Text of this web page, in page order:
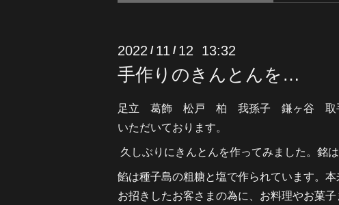
2022 / 11 / 12 13:32
手作りのきんとんを…
足立 葛飾 松戸 柏 我孫子 鎌ヶ谷 取
いただいております。
久しぶりにきんとんを作ってみました。銘
餡は種子島の粗糖と塩で作られています。
お招きしたお客さまの為に、お料理やお菓子